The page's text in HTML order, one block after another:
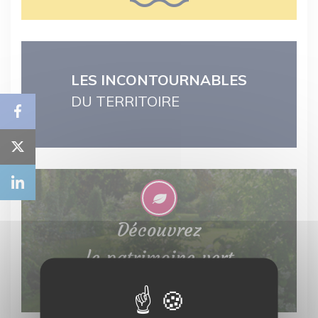
LES INCONTOURNABLES
DU TERRITOIRE
Découvrez
le patrimoine vert